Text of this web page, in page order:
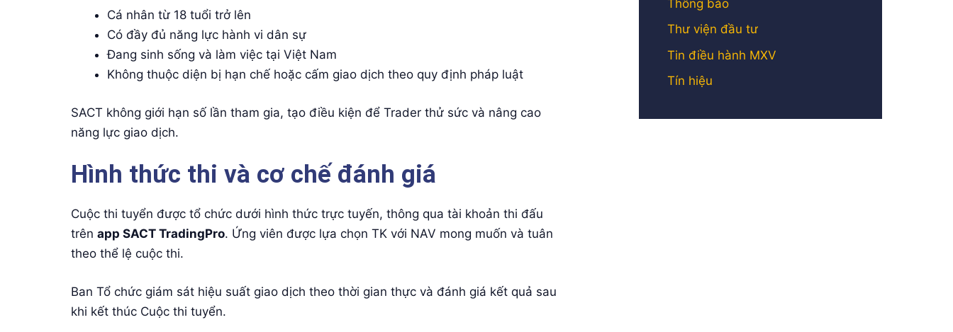
Cá nhân từ 18 tuổi trở lên
Có đầy đủ năng lực hành vi dân sự
Đang sinh sống và làm việc tại Việt Nam
Không thuộc diện bị hạn chế hoặc cấm giao dịch theo quy định pháp luật
SACT không giới hạn số lần tham gia, tạo điều kiện để Trader thử sức và nâng cao
năng lực giao dịch.
Hình thức thi và cơ chế đánh giá
Cuộc thi tuyển được tổ chức dưới hình thức trực tuyến, thông qua tài khoản thi đấu
trên app SACT TradingPro. Ứng viên được lựa chọn TK với NAV mong muốn và tuân
theo thể lệ cuộc thi.
Ban Tổ chức giám sát hiệu suất giao dịch theo thời gian thực và đánh giá kết quả sau
khi kết thúc Cuộc thi tuyển.
Thông báo
Thư viện đầu tư
Tin điều hành MXV
Tín hiệu